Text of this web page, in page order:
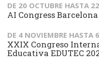
DE 20 OCTUBRE HASTA
AI Congress Barcelona
DE 4 NOVIEMBRE HASTA
XXIX Congreso
Educativa EDUTEC